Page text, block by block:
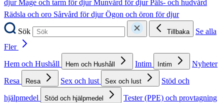
djurMage och tarm för djurMunvård för djurPäls- och hudvård
Rädsla och oro Sårvård för djurÖgon och öron för djur
Sök
Tillbaka
Se alla
Fler
Hem och Hushåll
Hem och Hushåll Intim Intim
Nyheter
Resa
Resa Sex och lust Sex och lust
Stöd och
hjälpmedel
Stöd och hjälpmedel
Tester (PPE) och provtagning